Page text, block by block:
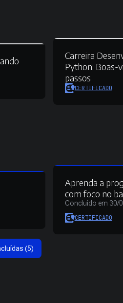
Carreira
Python: Boas-
passos
CERTIFICADO
Aprenda a
com foco no
Concluído em 30/
CERTIFICADO
(5)